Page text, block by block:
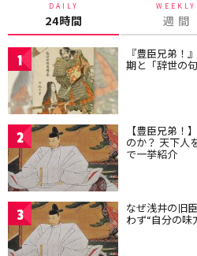
DAILY
24時間
WEEKLY
週 間
1 『豊臣兄弟！
期と「辞世の
2 【豊臣兄弟！
のか？ 天下人
で一挙紹介
3 なぜ浅井の旧
わず“自分の味